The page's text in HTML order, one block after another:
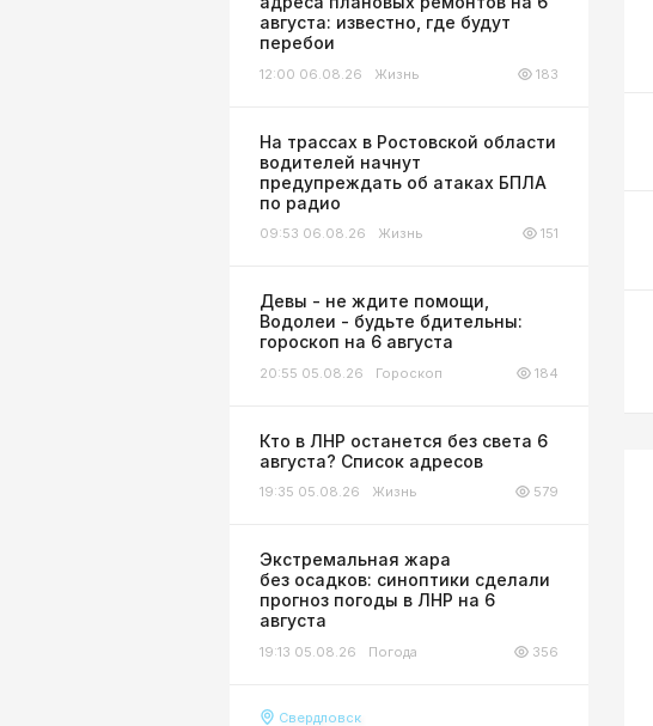
августа: известно, где будут
перебои
12:00 06.08.26 Жизнь 183
На трассах в Ростовской области
водителей начнут
предупреждать об атаках БПЛА
по радио
09:53 06.08.26 Жизнь 151
Девы - не ждите помощи,
Водолеи - будьте бдительны:
гороскоп на 6 августа
20:55 05.08.26 Гороскоп 184
Кто в ЛНР останется без света 6
августа? Список адресов
19:35 05.08.26 Жизнь 579
Экстремальная жара
без осадков: синоптики сделали
прогноз погоды в ЛНР на 6
августа
19:13 05.08.26 Погода 356
Свердловск